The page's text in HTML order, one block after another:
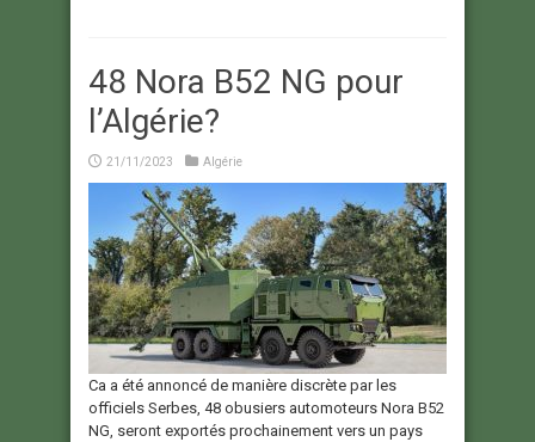
48 Nora B52 NG pour
l’Algérie?
21/11/2023 Algérie
Ca a été annoncé de manière discrète par les
officiels Serbes, 48 obusiers automoteurs Nora B52
NG, seront exportés prochainement vers un pays